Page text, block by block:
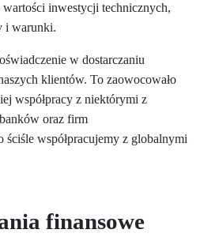
inwestycji technicznych,
i warunki.
w dostarczaniu
klientów. To zaowocowało
współpracy z niektórymi z
oraz firm
ściśle współpracujemy z globalnymi
finansowe